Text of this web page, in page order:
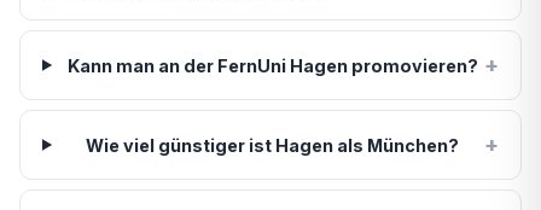
Kann man an der FernUni Hagen promovieren? +
Wie viel günstiger ist Hagen als München? +